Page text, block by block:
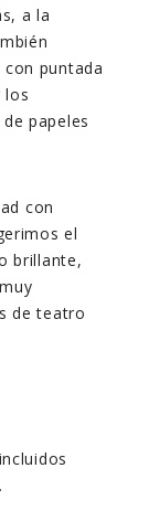
a la
puntada
los
papeles
con
el
brillante,
de teatro